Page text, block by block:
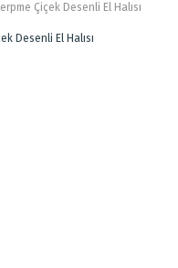
Çiçek Desenli El Halısı